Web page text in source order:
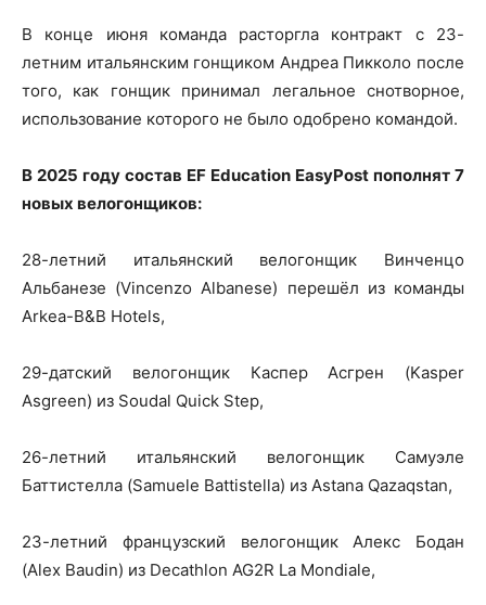
В конце июня команда расторгла контракт с 23-
летним итальянским гонщиком Андреа Пикколо после
того, как гонщик принимал легальное снотворное,
использование которого не было одобрено командой.
В 2025 году состав EF Education EasyPost пополнят 7
новых велогонщиков:
28-летний итальянский велогонщик Винченцо
Альбанезе (Vincenzo Albanese) перешёл из команды
Arkea-B&B Hotels,
29-датский велогонщик Каспер Асгрен (Kasper
Asgreen) из Soudal Quick Step,
26-летний итальянский велогонщик Самуэле
Баттистелла (Samuele Battistella) из Astana Qazaqstan,
23-летний французский велогонщик Алекс Бодан
(Alex Baudin) из Decathlon AG2R La Mondiale,